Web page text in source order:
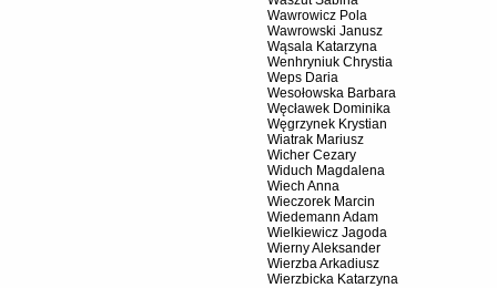
Wawrowicz Pola
Wawrowski Janusz
Wąsala Katarzyna
Wenhryniuk Chrystia
Weps Daria
Wesołowska Barbara
Węcławek Dominika
Węgrzynek Krystian
Wiatrak Mariusz
Wicher Cezary
Widuch Magdalena
Wiech Anna
Wieczorek Marcin
Wiedemann Adam
Wielkiewicz Jagoda
Wierny Aleksander
Wierzba Arkadiusz
Wierzbicka Katarzyna